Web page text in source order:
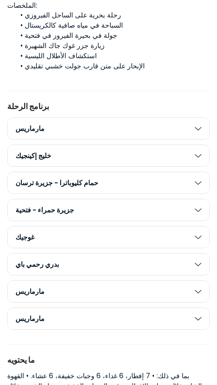
الملخصات:
رحلة بحرية على الساحل الفيروزي
السباحة في مياه صافية كالكريستال
جولة في بحيرة الفيروز في فتحية
زيارة جزر غوك جاك الشهيرة
استكشاف الأطلال الليسية
الإبحار على متن قارب جولت خشبي تقليدي
برنامج الرحلة
مارماريس
خليج إكينجيك
حمام كليوباترا - جزيرة ترسان
جزيرة حمراء - فتحية
غوجيك
بدري رحمي باي
مارماريس
مارماريس
ما يحتويه
بما في ذلك: • 7 إفطار، 6 غداء، 6 وجبات خفيفة، 6 عشاء. • القهوة